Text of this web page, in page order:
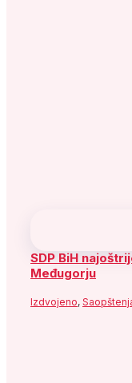
SDP BiH
Međugorju
Izdvojeno,